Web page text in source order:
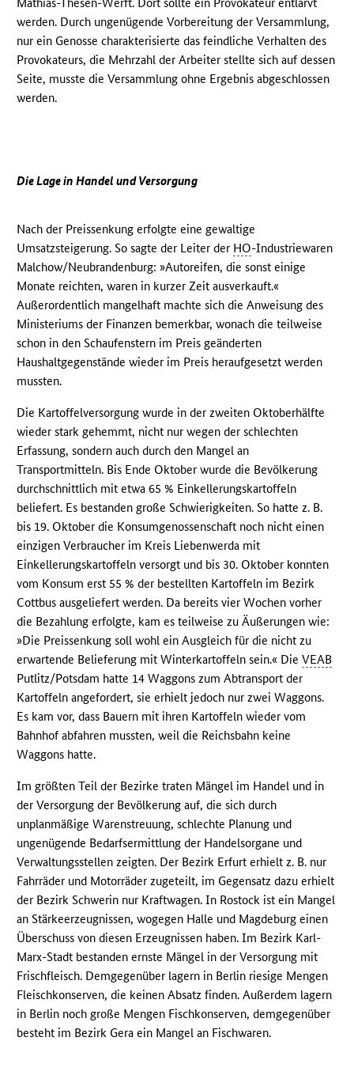
werden. Durch ungenügende Vorbereitung der Versammlung,
nur ein Genosse charakterisierte das feindliche Verhalten des
Provokateurs, die Mehrzahl der Arbeiter stellte sich auf dessen
Seite, musste die Versammlung ohne Ergebnis abgeschlossen
werden.
Die Lage in Handel und Versorgung
Nach der Preissenkung erfolgte eine gewaltige
Umsatzsteigerung. So sagte der Leiter der HO-Industriewaren
Malchow/Neubrandenburg: »Autoreifen, die sonst einige
Monate reichten, waren in kurzer Zeit ausverkauft.«
Außerordentlich mangelhaft machte sich die Anweisung des
Ministeriums der Finanzen bemerkbar, wonach die teilweise
schon in den Schaufenstern im Preis geänderten
Haushaltgegenstände wieder im Preis heraufgesetzt werden
mussten.
Die Kartoffelversorgung wurde in der zweiten Oktoberhälfte
wieder stark gehemmt, nicht nur wegen der schlechten
Erfassung, sondern auch durch den Mangel an
Transportmitteln. Bis Ende Oktober wurde die Bevölkerung
durchschnittlich mit etwa 65 % Einkellerungskartoffeln
beliefert. Es bestanden große Schwierigkeiten. So hatte z. B.
bis 19. Oktober die Konsumgenossenschaft noch nicht einen
einzigen Verbraucher im Kreis Liebenwerda mit
Einkellerungskartoffeln versorgt und bis 30. Oktober konnten
vom Konsum erst 55 % der bestellten Kartoffeln im Bezirk
Cottbus ausgeliefert werden. Da bereits vier Wochen vorher
die Bezahlung erfolgte, kam es teilweise zu Äußerungen wie:
»Die Preissenkung soll wohl ein Ausgleich für die nicht zu
erwartende Belieferung mit Winterkartoffeln sein.« DieVEAB
Putlitz/Potsdam hatte 14 Waggons zum Abtransport der
Kartoffeln angefordert, sie erhielt jedoch nur zwei Waggons.
Es kam vor, dass Bauern mit ihren Kartoffeln wieder vom
Bahnhof abfahren mussten, weil die Reichsbahn keine
Waggons hatte.
Im größten Teil der Bezirke traten Mängel im Handel und in
der Versorgung der Bevölkerung auf, die sich durch
unplanmäßige Warenstreuung, schlechte Planung und
ungenügende Bedarfsermittlung der Handelsorgane und
Verwaltungsstellen zeigten. Der Bezirk Erfurt erhielt z. B. nur
Fahrräder und Motorräder zugeteilt, im Gegensatz dazu erhielt
der Bezirk Schwerin nur Kraftwagen. In Rostock ist ein Mangel
an Stärkeerzeugnissen, wogegen Halle und Magdeburg einen
Überschuss von diesen Erzeugnissen haben. Im Bezirk Karl-
Marx-Stadt bestanden ernste Mängel in der Versorgung mit
Frischfleisch. Demgegenüber lagern in Berlin riesige Mengen
Fleischkonserven, die keinen Absatz finden. Außerdem lagern
in Berlin noch große Mengen Fischkonserven, demgegenüber
besteht im Bezirk Gera ein Mangel an Fischwaren.